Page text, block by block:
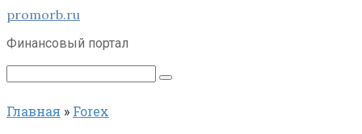
Перейти
контенту
promorb.ru
Финансовый портал
Поиск:
Главная » Forex